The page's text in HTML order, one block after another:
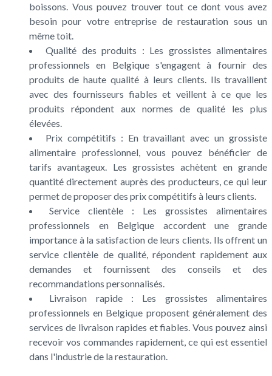
boissons. Vous pouvez trouver tout ce dont vous avez
besoin pour votre entreprise de restauration sous un
même toit.
Qualité des produits : Les grossistes alimentaires
professionnels en Belgique s'engagent à fournir des
produits de haute qualité à leurs clients. Ils travaillent
avec des fournisseurs fiables et veillent à ce que les
produits répondent aux normes de qualité les plus
élevées.
Prix compétitifs : En travaillant avec un grossiste
alimentaire professionnel, vous pouvez bénéficier de
tarifs avantageux. Les grossistes achètent en grande
quantité directement auprès des producteurs, ce qui leur
permet de proposer des prix compétitifs à leurs clients.
Service clientèle : Les grossistes alimentaires
professionnels en Belgique accordent une grande
importance à la satisfaction de leurs clients. Ils offrent un
service clientèle de qualité, répondent rapidement aux
demandes et fournissent des conseils et des
recommandations personnalisés.
Livraison rapide : Les grossistes alimentaires
professionnels en Belgique proposent généralement des
services de livraison rapides et fiables. Vous pouvez ainsi
recevoir vos commandes rapidement, ce qui est essentiel
dans l'industrie de la restauration.